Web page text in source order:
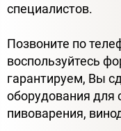
специалистов.
Позвоните по
воспользуйтесь
гарантируем, Вы
оборудования для
пивоварения,